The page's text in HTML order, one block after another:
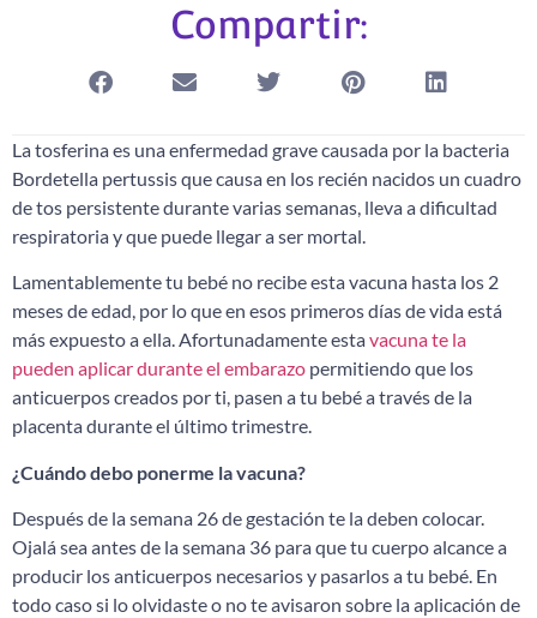
Compartir:
La tosferina es una enfermedad grave causada por la bacteria
Bordetella pertussis que causa en los recién nacidos un cuadro
de tos persistente durante varias semanas, lleva a dificultad
respiratoria y que puede llegar a ser mortal.
Lamentablemente tu bebé no recibe esta vacuna hasta los 2
meses de edad, por lo que en esos primeros días de vida está
más expuesto a ella. Afortunadamente estavacuna te la
pueden aplicar durante el embarazo permitiendo que los
anticuerpos creados por ti, pasen a tu bebé a través de la
placenta durante el último trimestre.
¿Cuándo debo ponerme la vacuna?
Después de la semana 26 de gestación te la deben colocar.
Ojalá sea antes de la semana 36 para que tu cuerpo alcance a
producir los anticuerpos necesarios y pasarlos a tu bebé. En
todo caso si lo olvidaste o no te avisaron sobre la aplicación de